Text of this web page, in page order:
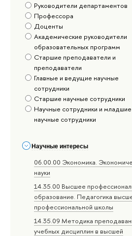
Руководители департаментов
Профессора
Доценты
Академические руководители
образовательных программ
Старшие преподаватели и
преподаватели
Главные и ведущие научные
сотрудники
Старшие научные сотрудники
Научные сотрудники и младшие
научные сотрудники
Научные интересы
06.00.00 Экономика.
науки
14.35.00 Высшее
образование. Педагогика
профессиональной школы
14.35.09 Методика
учебных дисциплин в высшей